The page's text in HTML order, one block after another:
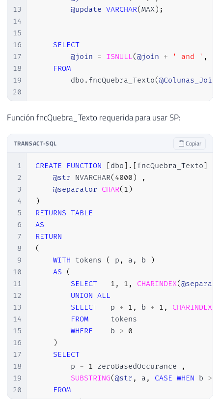
13
14
15
16
17
18
19
20
21
22
24
26
27
28
29
30
31
32
33
34
35
36
37
38
39
40
41
42
43
44
45
46
@update VARCHAR(MAX) ;
SELECT
@join = ISNULL(@join + ' and ' ,
FROM
        dbo
. fncQuebra_Texto(@Colunas_Join
SELECT
FROM
DECLARE @Exec VARCHAR
SET @Exec
@Caminho
+
@Aba
+ '$]'') A'
+
' JOIN '
+ @Tabela
+
' b'
+ @join
(@Exec)
END
Función fncQuebra_Texto requerida para usar SP:
TRANSACT-SQL Copiar
1
2
3
4
5
6
7
8
9
10
11
12
13
14
15
16
17
18
19
20
21
CREATE FUNCTION [dbo] . [fncQuebra_Texto]
@str NVARCHAR( 4000 )
,
@separator CHAR( 1 )
)
RETURNS TABLE
AS
RETURN
(
WITH tokens ( p , a , b
)
AS
(
SELECT
1 , 1 , CHARINDEX(
UNION ALL
SELECT
   p
+ 1 , b + 1 , CHARINDEX(
FROM
     tokens
WHERE
    b
> 0
)
SELECT
        p
- 1 zeroBasedOccurance
,
SUBSTRING(@str , a , CASE WHEN b >
FROM
        tokens